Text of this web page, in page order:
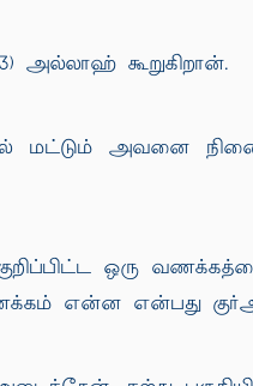
அல்லாஹ் கூறுகிறான்.
அவனை
ஒரு
என்ன என்பது